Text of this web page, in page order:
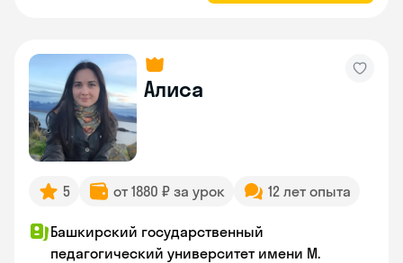
Алиса
5 от 1880 ₽ за урок 12 лет опыта
Башкирский государственный
педагогический университет имени М.